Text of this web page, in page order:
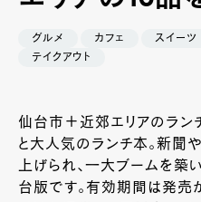
グルメ カフェ スイーツ
テイクアウト
仙台市＋近郊エリアのラン
と大人気のランチ本。新聞
上げられ、一大ブームを築
台版です。有効期間は発売